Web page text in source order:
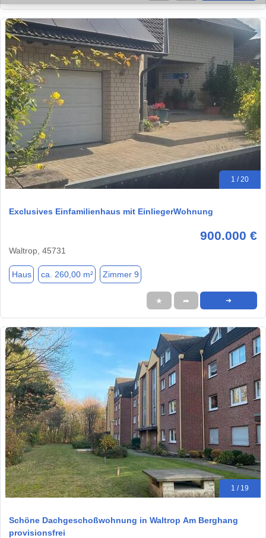
1 / 20
Exclusives Einfamilienhaus mit EinliegerWohnung
900.000 €
Waltrop, 45731
Haus ca. 260,00 m² Zimmer 9
★ ➦ ➜
1 / 19
Schöne Dachgeschoßwohnung in Waltrop Am Berghang
provisionsfrei